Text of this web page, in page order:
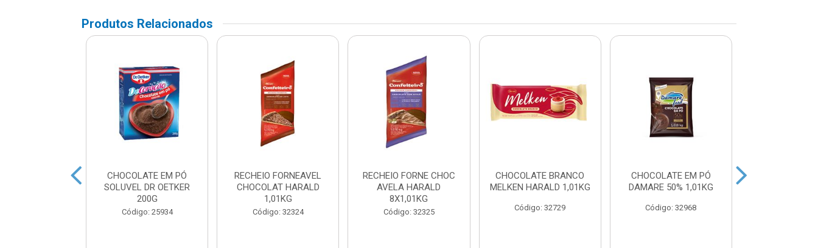
Produtos Relacionados
CHOCOLATE EM PÓ
SOLUVEL DR OETKER
200G
Código: 25934
RECHEIO FORNEAVEL
CHOCOLAT HARALD
1,01KG
Código: 32324
RECHEIO FORNE CHOC
AVELA HARALD
8X1,01KG
Código: 32325
CHOCOLATE BRANCO
MELKEN HARALD 1,01KG
Código: 32729
CHOCOLATE EM PÓ
DAMARE 50% 1,01KG
Código: 32968